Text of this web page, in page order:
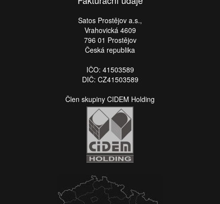
Satos Prostějov a.s.,
Vrahovická 4609
796 01 Prostějov
Česká republika
IČO: 41503589
DIČ: CZ41503589
Člen skupiny CIDEM Holding